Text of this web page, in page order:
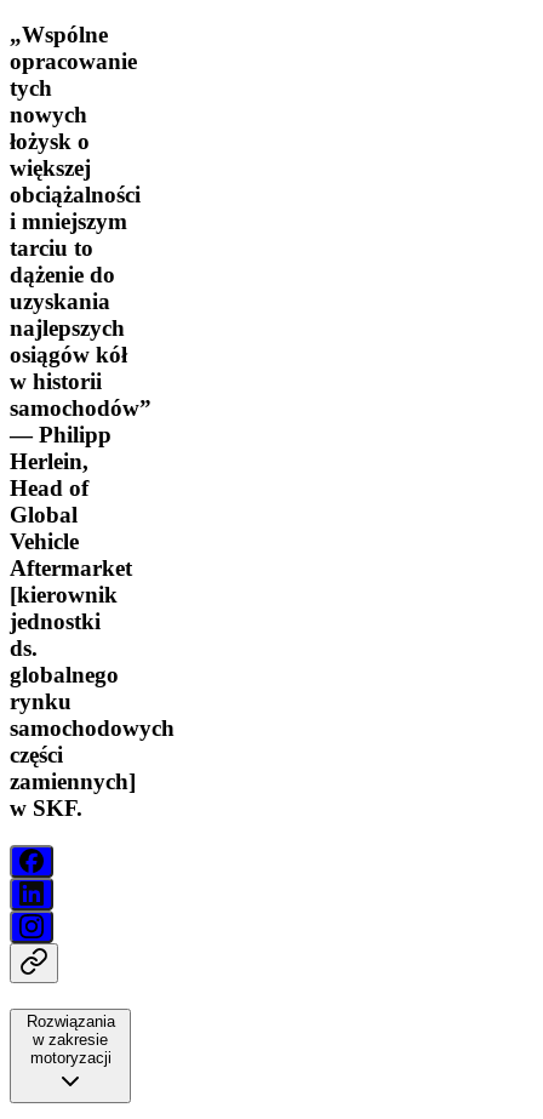
„Wspólne
opracowanie
tych
nowych
łożysk o
większej
obciążalności
i mniejszym
tarciu to
dążenie do
uzyskania
najlepszych
osiągów kół
w historii
samochodów”
— Philipp
Herlein,
Head of
Global
Vehicle
Aftermarket
[kierownik
jednostki
ds.
globalnego
rynku
samochodowych
części
zamiennych]
w SKF.
Rozwiązania
w zakresie
motoryzacji